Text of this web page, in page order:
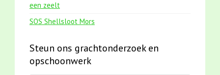
een zeelt
SOS Shellsloot Mors
Steun ons grachtonderzoek en
opschoonwerk